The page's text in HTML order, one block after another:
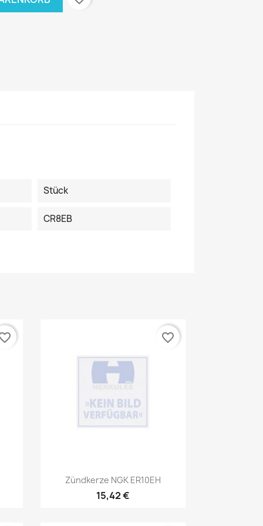
Stück
CR8EB
Vorschau
Zündkerze NGK ER10EH
15,42 €
favorite_border